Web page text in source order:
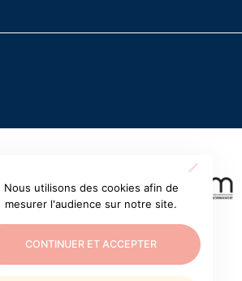
Nous utilisons des cookies afin de
mesurer l'audience sur notre site.
CONTINUER ET ACCEPTER